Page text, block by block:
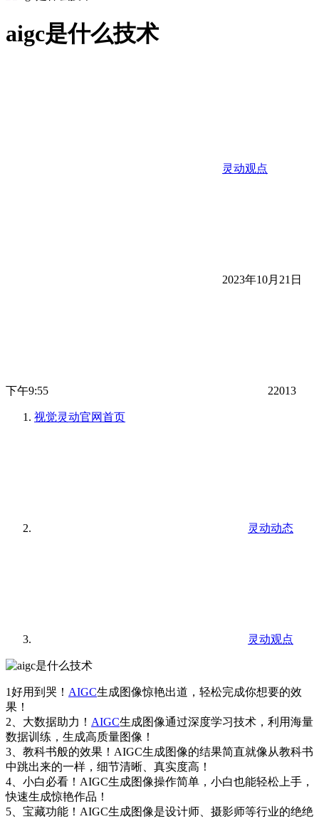
aigc是什么技术
灵动观点
2023年10月21日
下午9:55 22013
视觉灵动官网首页
灵动动态
灵动观点
1好用到哭！ AIGC生成图像惊艳出道，轻松完成你想要的效
果！
2、大数据助力！ AIGC生成图像通过深度学习技术，利用海量
数据训练，生成高质量图像！
3、教科书般的效果！AIGC生成图像的结果简直就像从教科书
中跳出来的一样，细节清晰、真实度高！
4、小白必看！AIGC生成图像操作简单，小白也能轻松上手，
快速生成惊艳作品！
5、宝藏功能！AIGC生成图像是设计师、摄影师等行业的绝绝